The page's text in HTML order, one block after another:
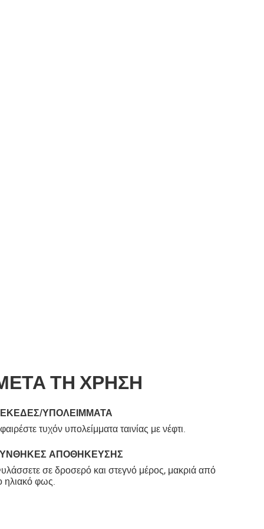
ΤΗ ΧΡΗΣΗ
ΥΠΟΛΕΊΜΜΑΤΑ
τυχόν υπολείμματα ταινίας με νέφτι.
ΑΠΟΘΉΚΕΥΣΗΣ
σε δροσερό και στεγνό μέρος, μακριά από
ηλιακό φως.